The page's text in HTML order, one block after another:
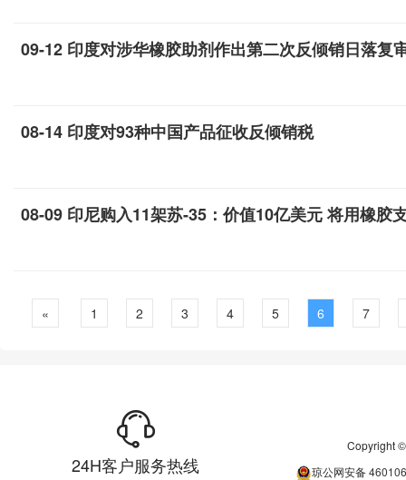
09-12 印度对涉华橡胶助剂作出第二次反倾销日落复
08-14 印度对93种中国产品征收反倾销税
08-09 印尼购入11架苏-35：价值10亿美元 将用橡胶
« 1 2 3 4 5 6 7
24H客户服务热线
Copyright
琼公网安备